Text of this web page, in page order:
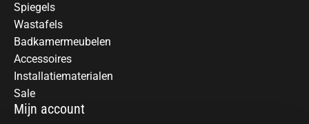
Spiegels
Wastafels
Badkamermeubelen
Accessoires
Installatiematerialen
Sale
Mijn account